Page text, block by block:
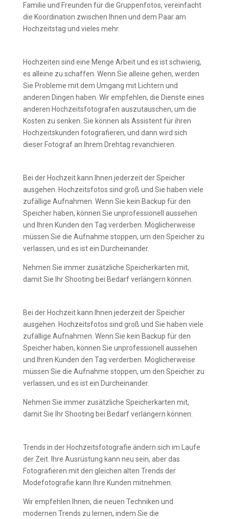
Familie und Freunden für die Gruppenfotos, vereinfacht
die Koordination zwischen Ihnen und dem Paar am
Hochzeitstag und vieles mehr.
Hochzeiten sind eine Menge Arbeit und es ist schwierig,
es alleine zu schaffen. Wenn Sie alleine gehen, werden
Sie Probleme mit dem Umgang mit Lichtern und
anderen Dingen haben. Wir empfehlen, die Dienste eines
anderen Hochzeitsfotografen auszutauschen, um die
Kosten zu senken. Sie können als Assistent für ihren
Hochzeitskunden fotografieren, und dann wird sich
dieser Fotograf an Ihrem Drehtag revanchieren.
Bei der Hochzeit kann Ihnen jederzeit der Speicher
ausgehen. Hochzeitsfotos sind groß und Sie haben viele
zufällige Aufnahmen. Wenn Sie kein Backup für den
Speicher haben, können Sie unprofessionell aussehen
und Ihren Kunden den Tag verderben. Möglicherweise
müssen Sie die Aufnahme stoppen, um den Speicher zu
verlassen, und es ist ein Durcheinander.
Nehmen Sie immer zusätzliche Speicherkarten mit,
damit Sie Ihr Shooting bei Bedarf verlängern können.
Bei der Hochzeit kann Ihnen jederzeit der Speicher
ausgehen. Hochzeitsfotos sind groß und Sie haben viele
zufällige Aufnahmen. Wenn Sie kein Backup für den
Speicher haben, können Sie unprofessionell aussehen
und Ihren Kunden den Tag verderben. Möglicherweise
müssen Sie die Aufnahme stoppen, um den Speicher zu
verlassen, und es ist ein Durcheinander.
Nehmen Sie immer zusätzliche Speicherkarten mit,
damit Sie Ihr Shooting bei Bedarf verlängern können.
Trends in der Hochzeitsfotografie ändern sich im Laufe
der Zeit. Ihre Ausrüstung kann neu sein, aber das
Fotografieren mit den gleichen alten Trends der
Modefotografie kann Ihre Kunden mitnehmen.
Wir empfehlen Ihnen, die neuen Techniken und
modernen Trends zu lernen, indem Sie die